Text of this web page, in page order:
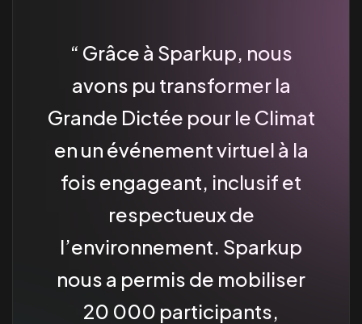
Grâce à Sparkup, nous
avons pu transformer la
Grande Dictée pour le Climat
en un événement virtuel à la
fois engageant, inclusif et
respectueux de
l’environnement. Sparkup
nous a permis de mobiliser
20 000 participants,